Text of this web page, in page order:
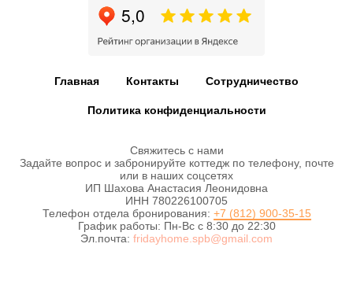
Главная Контакты Сотрудничество
Политика конфиденциальности
Свяжитесь с нами
Задайте вопрос и забронируйте коттедж по телефону, почте
или в наших соцсетях
ИП Шахова Анастасия Леонидовна
ИНН 780226100705
Телефон отдела бронирования: +7 (812) 900-35-15
График работы: Пн-Вс с 8:30 до 22:30
Эл.почта: fridayhome.spb@gmail.com